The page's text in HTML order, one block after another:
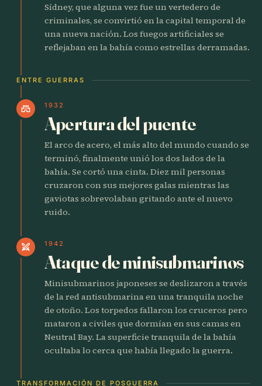
Sídney, que alguna vez fue un vertedero de
criminales, se convirtió en la capital temporal de
una nueva nación. Los fuegos artificiales se
reflejaban en la bahía como estrellas derramadas.
ENTRE GUERRAS
castle 1932
Apertura del puente
El arco de acero, el más alto del mundo cuando se
terminó, finalmente unió los dos lados de la
bahía. Se cortó una cinta. Diez mil personas
cruzaron con sus mejores galas mientras las
gaviotas sobrevolaban gritando ante el nuevo
ruido.
swords 1942
Ataque de minisubmarinos
Minisubmarinos japoneses se deslizaron a través
de la red antisubmarina en una tranquila noche
de otoño. Los torpedos fallaron los cruceros pero
mataron a civiles que dormían en sus camas en
Neutral Bay. La superficie tranquila de la bahía
ocultaba lo cerca que había llegado la guerra.
TRANSFORMACIÓN DE POSGUERRA